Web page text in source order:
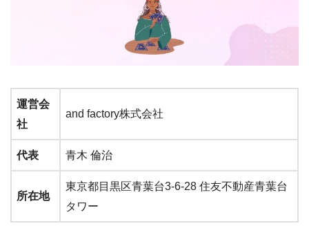
運営会
社
and factory株式会社
代表 青木 倫治
所在地
東京都目黒区青葉台3-6-28 住友不動産青葉台
タワー